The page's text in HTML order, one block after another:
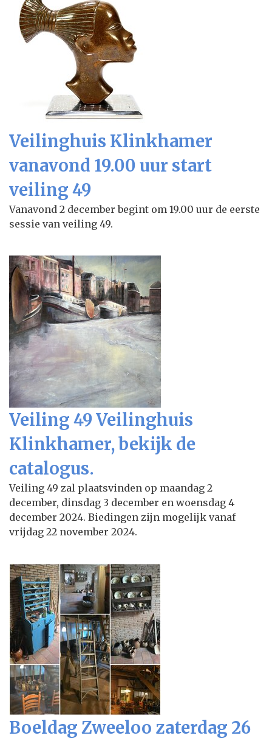
Veilinghuis Klinkhamer
vanavond 19.00 uur start
veiling 49
Vanavond 2 december begint om 19.00 uur de eerste
sessie van veiling 49.
Veiling 49 Veilinghuis
Klinkhamer, bekijk de
catalogus.
Veiling 49 zal plaatsvinden op maandag 2
december, dinsdag 3 december en woensdag 4
december 2024. Biedingen zijn mogelijk vanaf
vrijdag 22 november 2024.
Boeldag Zweeloo zaterdag 26